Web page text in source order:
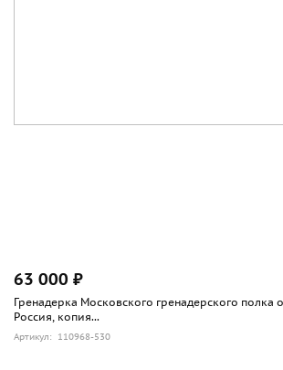
63 000 ₽
Гренадерка Московского гренадерского полка
Россия, копия...
Артикул: 110968-530